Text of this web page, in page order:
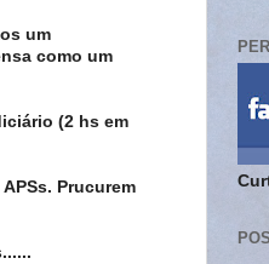
um
como um
(2 hs em
Prucurem